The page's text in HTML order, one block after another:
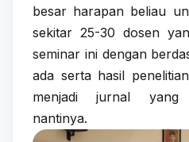
besar harapan beliau
sekitar 25-30 dosen
seminar ini dengan
ada serta hasil
menjadi jurnal yang
nantinya.